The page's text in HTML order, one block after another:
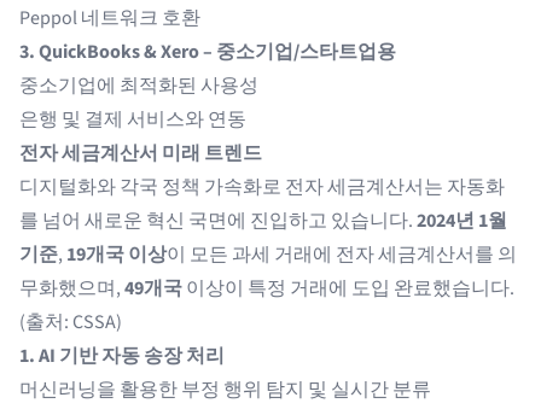
Peppol 네트워크 호환
3. QuickBooks &Xero– 중소기업/스타트업용
중소기업에 최적화된 사용성
은행 및 결제 서비스와 연동
전자 세금계산서 미래 트렌드
디지털화와 각국 정책 가속화로 전자 세금계산서는 자동화
를 넘어 새로운 혁신 국면에 진입하고 있습니다.2024년 1월
기준, 19개국 이상이 모든 과세 거래에 전자 세금계산서를 의
무화했으며,49개국이상이 특정 거래에 도입 완료했습니다.
(출처: CSSA)
1. AI 기반 자동 송장 처리
머신러닝을 활용한 부정 행위 탐지 및 실시간 분류